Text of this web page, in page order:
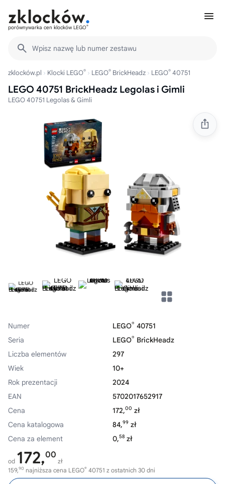
porównywarka cen klocków LEGO®
Wpisz nazwę lub numer zestawu
zklocków.pl Klocki LEGO® LEGO® BrickHeadz LEGO® 40751
LEGO 40751 BrickHeadz Legolas i Gimli
LEGO 40751 Legolas & Gimli
Numer LEGO® 40751
Seria
LEGO® BrickHeadz
Liczba elementów
297
Wiek
10+
Rok prezentacji
2024
EAN
5702017652917
Cena
172,00 zł
Cena katalogowa
84,99 zł
Cena za element
0,58 zł
od 172,00
zł
159,90 najniższa cena LEGO® 40751 z ostatnich 30 dni